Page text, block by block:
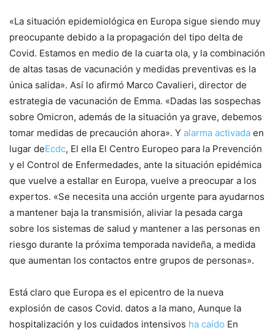
«La situación epidemiológica en Europa sigue siendo muy
preocupante debido a la propagación del tipo delta de
Covid. Estamos en medio de la cuarta ola, y la combinación
de altas tasas de vacunación y medidas preventivas es la
única salida». Así lo afirmó Marco Cavalieri, director de
estrategia de vacunación de Emma. «Dadas las sospechas
sobre Omicron, además de la situación ya grave, debemos
tomar medidas de precaución ahora». Y alarma activada en
lugar deEcdc, El ella El Centro Europeo para la Prevención
y el Control de Enfermedades, ante la situación epidémica
que vuelve a estallar en Europa, vuelve a preocupar a los
expertos. «Se necesita una acción urgente para ayudarnos
a mantener baja la transmisión, aliviar la pesada carga
sobre los sistemas de salud y mantener a las personas en
riesgo durante la próxima temporada navideña, a medida
que aumentan los contactos entre grupos de personas».
Está claro que Europa es el epicentro de la nueva
explosión de casos Covid. datos a la mano, Aunque la
hospitalización y los cuidados intensivos ha caído En